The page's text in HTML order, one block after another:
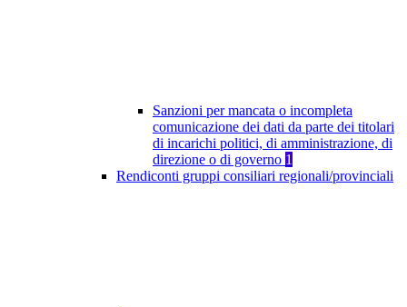
Sanzioni per mancata o incompleta
comunicazione dei dati da parte dei titolari
di incarichi politici, di amministrazione, di
direzione o di governo 1
Rendiconti gruppi consiliari regionali/provinciali